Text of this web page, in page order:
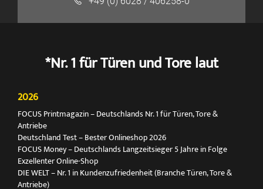
*Nr. 1 für Türen und Tore laut
2026
FOCUS Printmagazin – Deutschlands Nr. 1 für Türen, Tore &
Antriebe
Deutschland Test – Bester Onlineshop 2026
FOCUS Money – Deutschlands Langzeitsieger 5 Jahre in Folge
Exzellenter Online-Shop
DIE WELT – Nr. 1 in Kundenzufriedenheit (Branche Türen, Tore &
Antriebe)